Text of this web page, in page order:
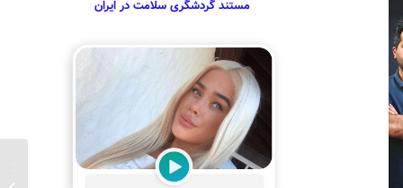
مستند گردشگری سلامت در ایران